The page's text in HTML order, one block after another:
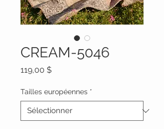
CREAM-5046
119,00 $Prix
Tailles européennes *